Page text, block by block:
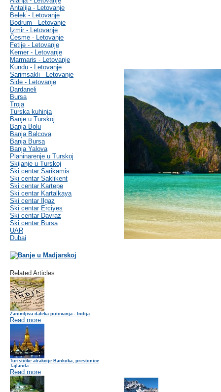
Antalija - Letovanje
Belek - Letovanje
Bodrum - Letovanje
Izmir - Letovanje
Česme - Letovanje
Fetije - Letovanje
Kemer - Letovanje
Marmaris - Letovanje
Kundu - Letovanje
Sarimsakli - Letovanje
Side - Letovanje
Dardaneli
Bursa
Troja
Turska kuhinja
Banje u Turskoj
Banja Bolu
Banja Balcova
Banja Bursa
Banja Yalova
Planinarenje u Turskoj
Skijanje u Turskoj
Ski centar Sarikamis
Ski centar Saklikent
Ski centar Kartepe
Ski centar Kartalkaya
Ski centar Ilgaz
Ski centar Erciyes
Ski centar Davraz
Ski centar Bursa
UAR
Dubai
Related Articles
Zanimljiva daleka putovanja - Indija
Read more
Turističke atrakcije Bankoka, prestonice
Tajlanda
Read more